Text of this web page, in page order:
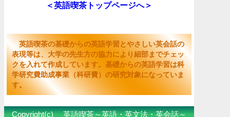
＜英語喫茶トップページへ＞
英語喫茶の基礎からの英語学習とやさしい英会話の
表現等は、大学の先生方の協力により細部までチェッ
クを入れて作成しています。基礎からの英語学習は科
学研究費助成事業（科研費）の研究対象になっていま
す。
Copyright(c) 英語喫茶～英語・英文法・英会話～